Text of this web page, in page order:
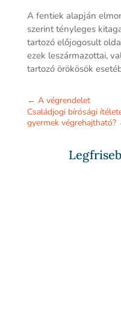
A fentiek alapján
szerint tényleges
tartozó előjogosult
ezek leszármazottai,
tartozó örökösök
← A végrendelet
Családjogi bírósági
gyermek végrehajtható?